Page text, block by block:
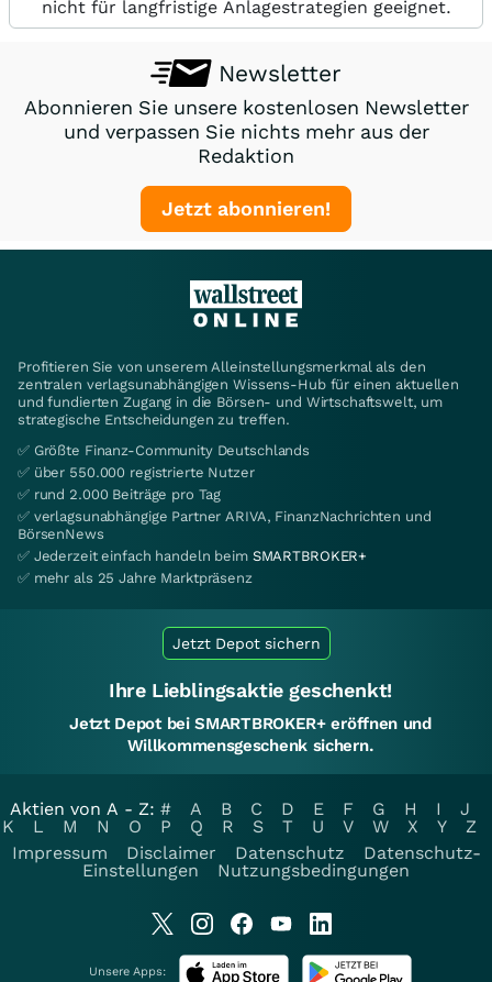
nicht für langfristige Anlagestrategien geeignet.
Newsletter
Abonnieren Sie unsere kostenlosen Newsletter
und verpassen Sie nichts mehr aus der
Redaktion
Jetzt abonnieren!
Profitieren Sie von unserem Alleinstellungsmerkmal als den
zentralen verlagsunabhängigen Wissens-Hub für einen aktuellen
und fundierten Zugang in die Börsen- und Wirtschaftswelt, um
strategische Entscheidungen zu treffen.
✅ Größte Finanz-Community Deutschlands
✅ über 550.000 registrierte Nutzer
✅ rund 2.000 Beiträge pro Tag
✅ verlagsunabhängige Partner ARIVA, FinanzNachrichten und
BörsenNews
✅ Jederzeit einfach handeln beim SMARTBROKER+
✅ mehr als 25 Jahre Marktpräsenz
Jetzt Depot sichern
Ihre Lieblingsaktie geschenkt!
Jetzt Depot bei SMARTBROKER+ eröffnen und
Willkommensgeschenk sichern.
Aktien von A - Z: # A B C D E F G H I
J
K
L M N O P Q R S T U V W X Y
Z
Impressum
Disclaimer Datenschutz
Datenschutz-
Einstellungen
Nutzungsbedingungen
Unsere Apps: